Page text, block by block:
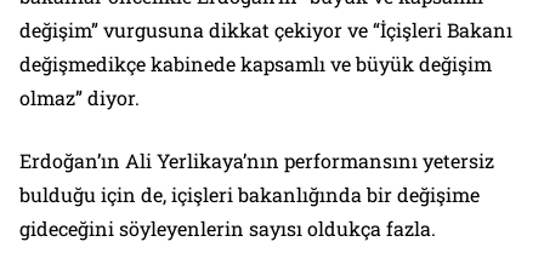
değişim” vurgusuna dikkat çekiyor ve “İçişleri Bakanı
değişmedikçe kabinede kapsamlı ve büyük değişim
olmaz” diyor.
Erdoğan’ın Ali Yerlikaya’nın performansını yetersiz
bulduğu için de, içişleri bakanlığında bir değişime
gideceğini söyleyenlerin sayısı oldukça fazla.